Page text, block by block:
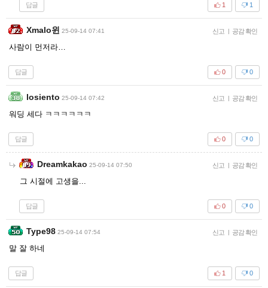
답글 1
1
Xmalo윈 25-09-14 07:41 신고 | 공감 확인
사람이 먼저라…
답글 0
0
losiento 25-09-14 07:42 신고 | 공감 확인
워딩 세다 ㅋㅋㅋㅋㅋㅋ
답글 0
0
Dreamkakao 25-09-14 07:50 신고 | 공감 확인
그 시절에 고생을...
답글 0
0
Type98 25-09-14 07:54 신고 | 공감 확인
말 잘 하네
답글 0
1